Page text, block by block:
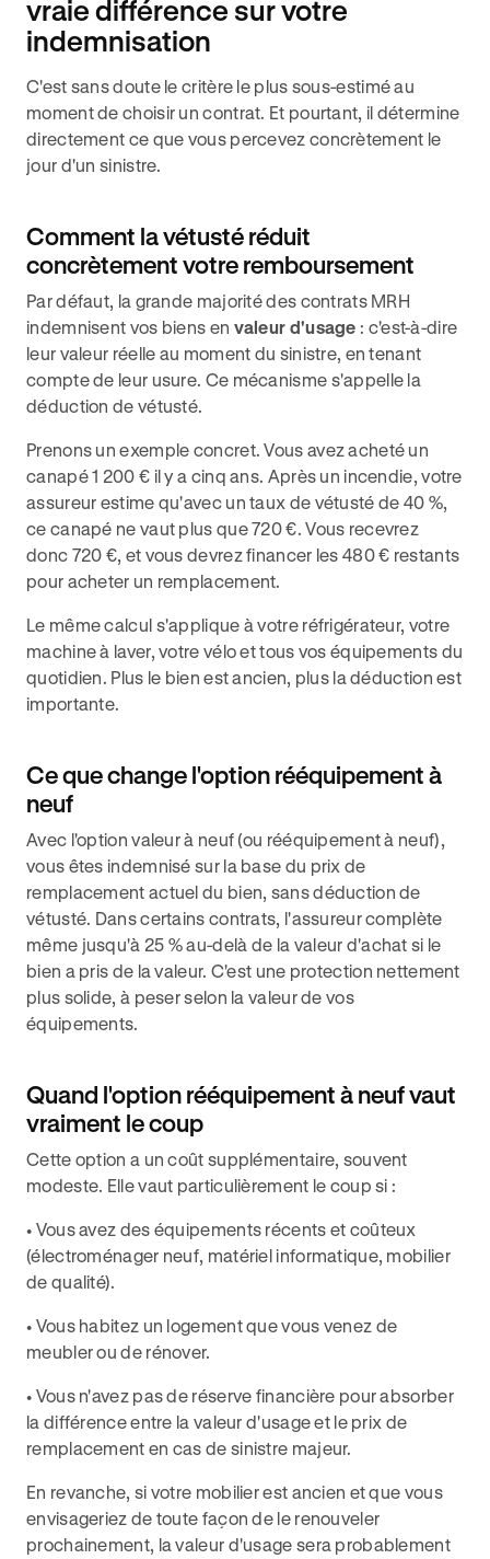
vraie différence sur votre
indemnisation
C'est sans doute le critère le plus sous-estimé au
moment de choisir un contrat. Et pourtant, il détermine
directement ce que vous percevez concrètement le
jour d'un sinistre.
Comment la vétusté réduit
concrètement votre remboursement
Par défaut, la grande majorité des contrats MRH
indemnisent vos biens en valeur d'usage : c'est-à-dire
leur valeur réelle au moment du sinistre, en tenant
compte de leur usure. Ce mécanisme s'appelle la
déduction de vétusté.
Prenons un exemple concret. Vous avez acheté un
canapé 1 200 € il y a cinq ans. Après un incendie, votre
assureur estime qu'avec un taux de vétusté de 40 %,
ce canapé ne vaut plus que 720 €. Vous recevrez
donc 720 €, et vous devrez financer les 480 € restants
pour acheter un remplacement.
Le même calcul s'applique à votre réfrigérateur, votre
machine à laver, votre vélo et tous vos équipements du
quotidien. Plus le bien est ancien, plus la déduction est
importante.
Ce que change l'option rééquipement à
neuf
Avec l'option valeur à neuf (ou rééquipement à neuf),
vous êtes indemnisé sur la base du prix de
remplacement actuel du bien, sans déduction de
vétusté. Dans certains contrats, l'assureur complète
même jusqu'à 25 % au-delà de la valeur d'achat si le
bien a pris de la valeur. C'est une protection nettement
plus solide, à peser selon la valeur de vos
équipements.
Quand l'option rééquipement à neuf vaut
vraiment le coup
Cette option a un coût supplémentaire, souvent
modeste. Elle vaut particulièrement le coup si :
• Vous avez des équipements récents et coûteux
(électroménager neuf, matériel informatique, mobilier
de qualité).
• Vous habitez un logement que vous venez de
meubler ou de rénover.
• Vous n'avez pas de réserve financière pour absorber
la différence entre la valeur d'usage et le prix de
remplacement en cas de sinistre majeur.
En revanche, si votre mobilier est ancien et que vous
envisageriez de toute façon de le renouveler
prochainement, la valeur d'usage sera probablement